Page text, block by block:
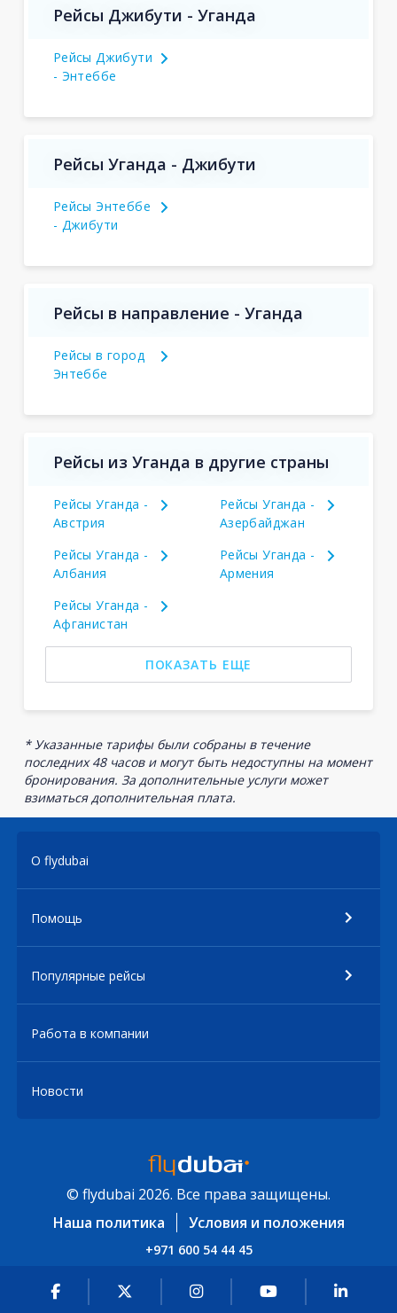
Рейсы Джибути - Уганда
Рейсы Джибути
- Энтеббе
Рейсы Уганда - Джибути
Рейсы Энтеббе
- Джибути
Рейсы в направление - Уганда
Рейсы в город
Энтеббе
Рейсы из Уганда в другие страны
Рейсы Уганда -
Австрия
Рейсы Уганда -
Азербайджан
Рейсы Уганда -
Албания
Рейсы Уганда -
Армения
Рейсы Уганда -
Афганистан
ПОКАЗАТЬ ЕЩЕ
* Указанные тарифы были собраны в течение
последних 48 часов и могут быть недоступны на момент
бронирования. За дополнительные услуги может
взиматься дополнительная плата.
О flydubai
Помощь
Популярные рейсы
Работа в компании
Новости
© flydubai 2026. Все права защищены.
Наша политика
Условия и положения
+971 600 54 44 45